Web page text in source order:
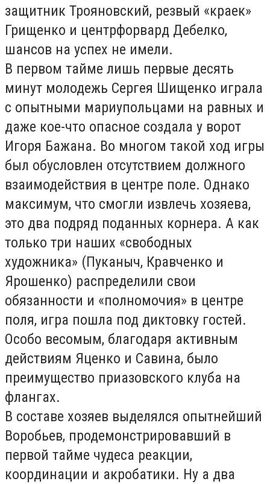
защитник Трояновский, резвый «краек»
Грищенко и центрфорвард Дебелко,
шансов на успех не имели.
В первом тайме лишь первые десять
минут молодежь Сергея Шищенко играла
с опытными мариупольцами на равных и
даже кое-что опасное создала у ворот
Игоря Бажана. Во многом такой ход игры
был обусловлен отсутствием должного
взаимодействия в центре поле. Однако
максимум, что смогли извлечь хозяева,
это два подряд поданных корнера. А как
только три наших «свободных
художника» (Пуканыч, Кравченко и
Ярошенко) распределили свои
обязанности и «полномочия» в центре
поля, игра пошла под диктовку гостей.
Особо весомым, благодаря активным
действиям Яценко и Савина, было
преимущество приазовского клуба на
флангах.
В составе хозяев выделялся опытнейший
Воробьев, продемонстрировавший в
первой тайме чудеса реакции,
координации и акробатики. Ну а два